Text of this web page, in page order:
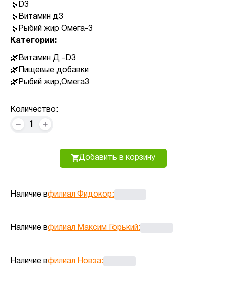
D3
Витамин д3
Рыбий жир Омега-3
Категории:
Витамин Д -D3
Пищевые добавки
Рыбий жир,Омега3
Количество:
1
Добавить в корзину
Наличие вфилиал Фидокор:
Наличие вфилиал Максим Горький:
Наличие вфилиал Новза: